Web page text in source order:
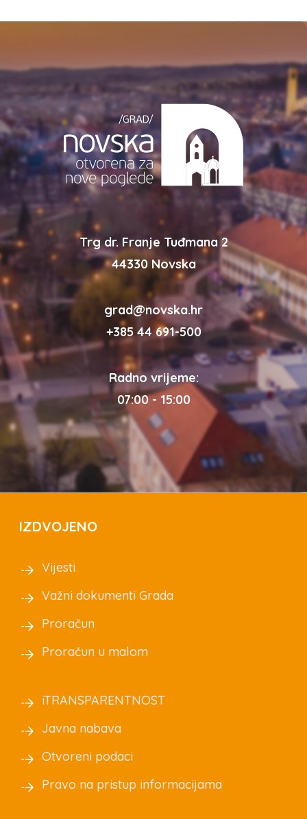
Trg dr. Franje Tuđmana 2
44330 Novska
grad@novska.hr
+385 44 691-500
Radno vrijeme:
07:00 - 15:00
IZDVOJENO
Vijesti
Važni dokumenti Grada
Proračun
Proračun u malom
iTRANSPARENTNOST
Javna nabava
Otvoreni podaci
Pravo na pristup informacijama